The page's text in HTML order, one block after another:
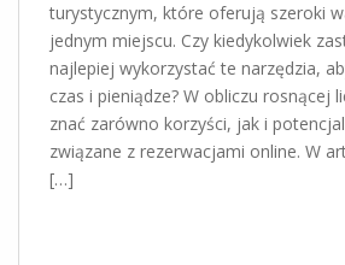
turystycznym, które oferują szeroki
jednym miejscu. Czy kiedykolwiek
najlepiej wykorzystać te narzędzia,
czas i pieniądze? W obliczu rosnącej
znać zarówno korzyści, jak i
związane z rezerwacjami online. W
[…]